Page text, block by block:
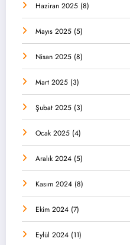
Haziran 2025 (8)
Mayıs 2025 (5)
Nisan 2025 (8)
Mart 2025 (3)
Şubat 2025 (3)
Ocak 2025 (4)
Aralık 2024 (5)
Kasım 2024 (8)
Ekim 2024 (7)
Eylül 2024 (11)